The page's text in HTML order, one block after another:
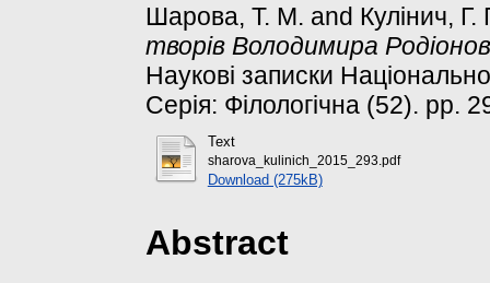
Шарова, Т. М. and Кулінич, Г.
творів Володимира
Наукові записки
Серія: Філологічна (52). pp.
Text
sharova_kulinich_2015_293.pdf
Download (275kB)
Abstract